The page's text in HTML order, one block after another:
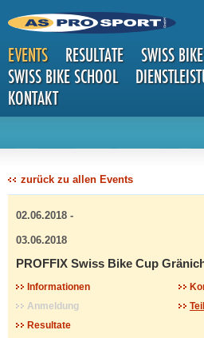
EVENTS RESULTATE
SWISS
SWISS BIKE SCHOOL
KONTAKT
zurück zu allen Events
02.06.2018 -
03.06.2018
PROFFIX Swiss Bike Cup
Informationen
Anmeldung
Resultate